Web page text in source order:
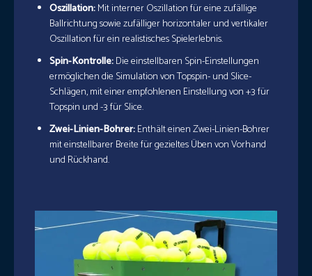
Oszillation:Mit interner Oszillation für eine zufällige
Ballrichtung sowie zufälliger horizontaler und vertikaler
Oszillation für ein realistisches Spielerlebnis.
Spin-Kontrolle:Die einstellbaren Spin-Einstellungen
ermöglichen die Simulation von Topspin- und Slice-
Schlägen, mit einer empfohlenen Einstellung von +3 für
Topspin und -3 für Slice.
Zwei-Linien-Bohrer:Enthält einen Zwei-Linien-Bohrer
mit einstellbarer Breite für gezieltes Üben von Vorhand
und Rückhand.